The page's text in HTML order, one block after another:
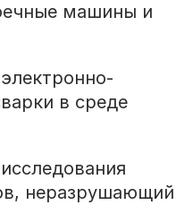
машины и
в среде
неразрушающий